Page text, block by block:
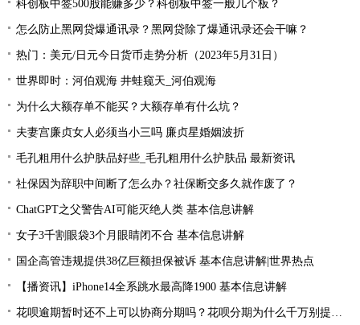
科创板中签500股能赚多少？科创板中签一般几个板？
怎么防止黑网贷爆通讯录？黑网贷除了爆通讯录还会干嘛？
热门：美元/日元今日货币走势分析（2023年5月31日）
世界即时：河伯观海 井蛙窥天_河伯观海
为什么大额存单不能买？大额存单有什么坑？
夫妻宫廉贞女人必须当小三吗 廉贞星婚姻波折
毛孔粗用什么护肤品好些_毛孔粗用什么护肤品 最新资讯
社保因为辞职中间断了怎么办？社保断交多久就作废了？
ChatGPT之父警告AI可能灭绝人类 基本信息讲解
女子3千割眼袋3个月眼睛闭不合 基本信息讲解
国企高管违规提供38亿巨额担保被诉 基本信息讲解|世界热点
【播资讯】iPhone14全系跳水最高降1900 基本信息讲解
花呗逾期暂时还不上可以协商分期吗？花呗分期为什么千万别提前还款？